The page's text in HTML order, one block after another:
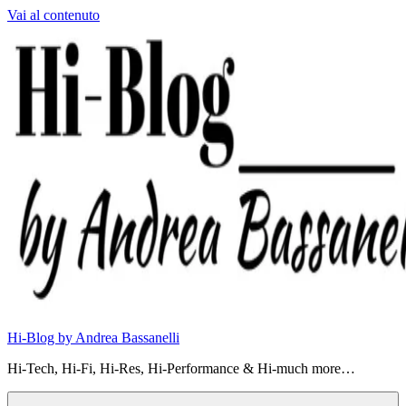
Vai al contenuto
Hi-Blog by Andrea Bassanelli
Hi-Tech, Hi-Fi, Hi-Res, Hi-Performance & Hi-much more…